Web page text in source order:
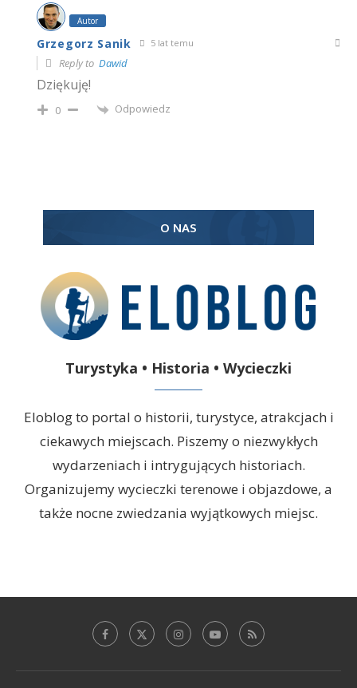
Autor
Grzegorz Sanik 5 lat temu
Reply to Dawid
Dziękuję!
0 Odpowiedz
O NAS
Turystyka • Historia • Wycieczki
Eloblog to portal o historii, turystyce, atrakcjach i
ciekawych miejscach. Piszemy o niezwykłych
wydarzeniach i intrygujących historiach.
Organizujemy wycieczki terenowe i objazdowe, a
także nocne zwiedzania wyjątkowych miejsc.